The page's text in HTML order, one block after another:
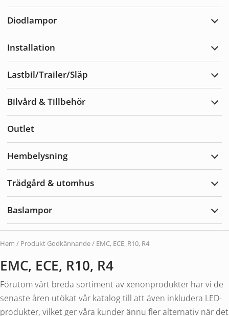
Diodlampor
Installation
Lastbil/Trailer/Släp
Bilvård & Tillbehör
Outlet
Hembelysning
Trädgård & utomhus
Baslampor
Hem / Produkt Godkännande / EMC, ECE, R10, R4
EMC, ECE, R10, R4
Förutom vårt breda sortiment av xenonprodukter har vi de
senaste åren utökat vår katalog till att även inkludera LED-
produkter, vilket ger våra kunder ännu fler alternativ när det